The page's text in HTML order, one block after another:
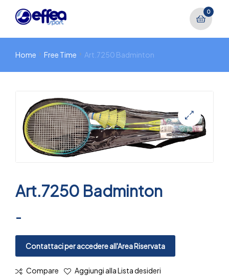
0
Home Free Time Art.7250 Badminton
🔍
Art.7250 Badminton
-
Contattaci per accedere all'Area Riservata
Compare Aggiungi alla Lista desideri